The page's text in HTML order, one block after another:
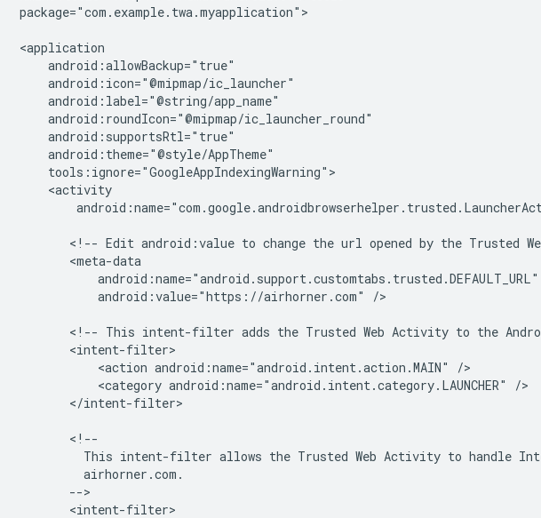
package="com.example.twa.myapplication">
<!-- Edit android:value to change the url opened by the Trusted
android:value="https://airhorner.com"
/>
<!-- This intent-filter adds the Trusted Web Activity to the
<action android:name="android.intent.action.MAIN"
<category android:name="android.intent.category.LAUNCHER"
</intent-filter>
This intent-filter allows the Trusted Web Activity to handle